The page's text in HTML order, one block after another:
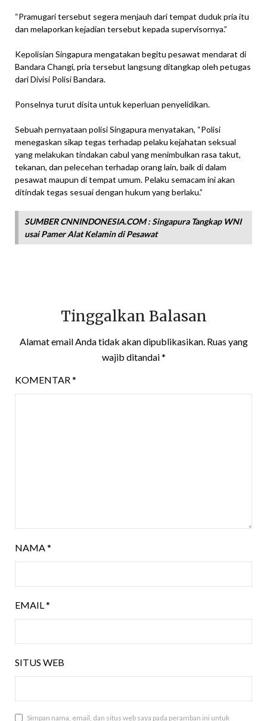
“Pramugari tersebut segera menjauh dari tempat duduk pria itu
dan melaporkan kejadian tersebut kepada supervisornya.”
Kepolisian Singapura mengatakan begitu pesawat mendarat di
Bandara Changi, pria tersebut langsung ditangkap oleh petugas
dari Divisi Polisi Bandara.
Ponselnya turut disita untuk keperluan penyelidikan.
Sebuah pernyataan polisi Singapura menyatakan, “Polisi
menegaskan sikap tegas terhadap pelaku kejahatan seksual
yang melakukan tindakan cabul yang menimbulkan rasa takut,
tekanan, dan pelecehan terhadap orang lain, baik di dalam
pesawat maupun di tempat umum. Pelaku semacam ini akan
ditindak tegas sesuai dengan hukum yang berlaku.”
SUMBER CNNINDONESIA.COM : Singapura Tangkap WNI
usai Pamer Alat Kelamin di Pesawat
Tinggalkan Balasan
Alamat email Anda tidak akan dipublikasikan. Ruas yang
wajib ditandai*
KOMENTAR*
NAMA*
EMAIL*
SITUS WEB
Simpan nama, email, dan situs web saya pada peramban ini untuk